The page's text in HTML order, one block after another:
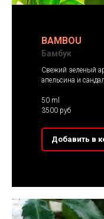
BAMBOU
Бамбук
Свежий зеленый
апельсина и
50 ml
3500 руб
Добавить в